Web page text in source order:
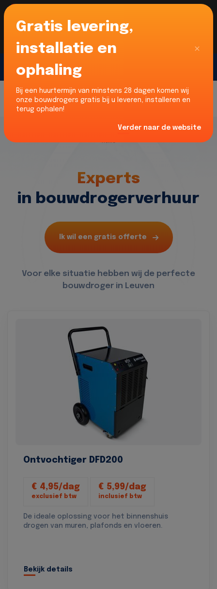
Voor onze Nederlandse klanten... Wij zijn maar
liefst 52% goedkoper dan verhuurders uit NL -
limburg en Noord-Brabant!
Home
Experts
in bouwdrogerverhuur
Ik wil een gratis offerte
Voor elke situatie hebben wij de perfecte
bouwdroger in Leuven
Ontvochtiger DFD200
€ 4,95/dag
exclusief btw
€ 5,99/dag
inclusief btw
De ideale oplossing voor het binnenshuis
drogen van muren, plafonds en vloeren.
Bekijk details
Gratis levering,
installatie en
ophaling
Bij een huurtermijn van minstens 28 dagen komen wij
onze bouwdrogers gratis bij u leveren, installeren en
terug ophalen!
Verder naar de website